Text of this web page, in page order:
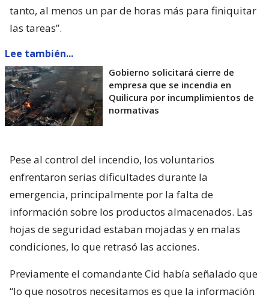
tanto, al menos un par de horas más para finiquitar
las tareas”.
Lee también...
Gobierno solicitará cierre de
empresa que se incendia en
Quilicura por incumplimientos de
normativas
Pese al control del incendio, los voluntarios
enfrentaron serias dificultades durante la
emergencia, principalmente por la falta de
información sobre los productos almacenados. Las
hojas de seguridad estaban mojadas y en malas
condiciones, lo que retrasó las acciones.
Previamente el comandante Cid había señalado que
“lo que nosotros necesitamos es que la información